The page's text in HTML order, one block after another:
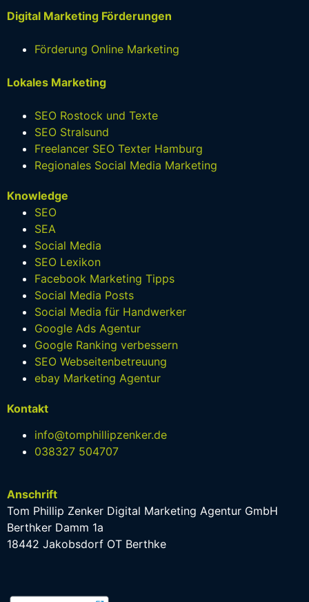
Digital Marketing Förderungen
Förderung Online Marketing
Lokales Marketing
SEO Rostock und Texte
SEO Stralsund
Freelancer SEO Texter Hamburg
Regionales Social Media Marketing
Knowledge
SEO
SEA
Social Media
SEO Lexikon
Facebook Marketing Tipps
Social Media Posts
Social Media für Handwerker
Google Ads Agentur
Google Ranking verbessern
SEO Webseitenbetreuung
ebay Marketing Agentur
Kontakt
info@tomphillipzenker.de
038327 504707
Anschrift
Tom Phillip Zenker Digital Marketing Agentur GmbH
Berthker Damm 1a
18442 Jakobsdorf OT Berthke